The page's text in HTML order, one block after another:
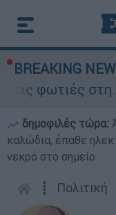
BREAKING
στη
δημοφιλές τώρα:
καλώδια, έπαθε
νεκρό στο σημείο
┋ Πολιτική